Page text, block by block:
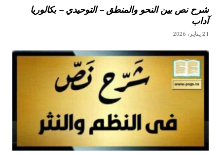
شرح نص بين النحو والمنطق – التوحيدي – بكالوريا
آداب
21 يناير، 2026